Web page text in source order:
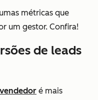
métricas que
um gestor. Confira!
de leads
vendedor é mais